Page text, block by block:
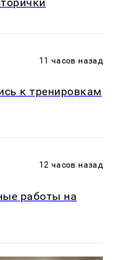
11 часов назад
к тренировкам
12 часов назад
работы на